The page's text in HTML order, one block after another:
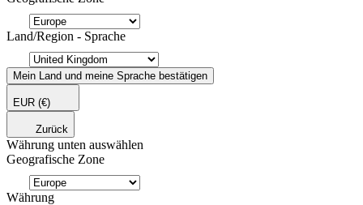
Land/Region - Sprache
Mein Land und meine Sprache bestätigen
EUR (€)
Zurück
Währung unten auswählen
Geografische Zone
Währung